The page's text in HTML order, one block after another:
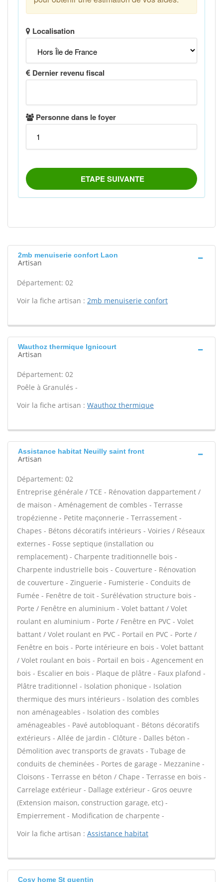
2mb menuiserie confort Laon
Artisan
Département: 02
Voir la fiche artisan : 2mb menuiserie confort
Wauthoz thermique Ignicourt
Artisan
Département: 02
Poêle à Granulés -
Voir la fiche artisan : Wauthoz thermique
Assistance habitat Neuilly saint front
Artisan
Département: 02
Entreprise générale / TCE - Rénovation dappartement /
de maison - Aménagement de combles - Terrasse
tropézienne - Petite maçonnerie - Terrassement -
Chapes - Bétons décoratifs intérieurs - Voiries / Réseaux
externes - Fosse septique (installation ou
remplacement) - Charpente traditionnelle bois -
Charpente industrielle bois - Couverture - Rénovation
de couverture - Zinguerie - Fumisterie - Conduits de
Fumée - Fenêtre de toit - Surélévation structure bois -
Porte / Fenêtre en aluminium - Volet battant / Volet
roulant en aluminium - Porte / Fenêtre en PVC - Volet
battant / Volet roulant en PVC - Portail en PVC - Porte /
Fenêtre en bois - Porte intérieure en bois - Volet battant
/ Volet roulant en bois - Portail en bois - Agencement en
bois - Escalier en bois - Plaque de plâtre - Faux plafond -
Plâtre traditionnel - Isolation phonique - Isolation
thermique des murs intérieurs - Isolation des combles
non aménageables - Isolation des combles
aménageables - Pavé autobloquant - Bétons décoratifs
extérieurs - Allée de jardin - Clôture - Dalles béton -
Démolition avec transports de gravats - Tubage de
conduits de cheminées - Portes de garage - Mezzanine -
Cloisons - Terrasse en béton / Chape - Terrasse en bois -
Carrelage extérieur - Dallage extérieur - Gros oeuvre
(Extension maison, construction garage, etc) -
Empierrement - Modification de charpente -
Voir la fiche artisan : Assistance habitat
Cosy home St quentin